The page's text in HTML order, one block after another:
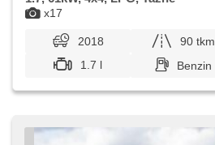
x17
2018 90 tkm
1.7 l
Benzin